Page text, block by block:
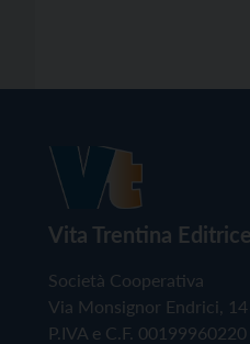
Vita Trentina Editrice
Società Cooperativa
Via Monsignor Endrici,
P.IVA e C.F. 00199960220